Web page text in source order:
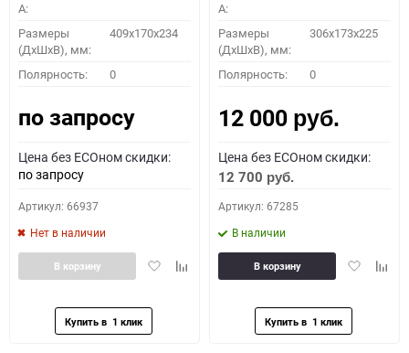
A:
Размеры
(ДхШхВ), мм:
409x170x234
Полярность: 0
по запросу
Цена без ECOном скидки:
по запросу
Артикул: 66937
Нет в наличии
ДобавитьДобавить
В корзину
A:
Размеры
(ДхШхВ), мм:
306x173x225
Полярность: 0
12 000 руб.
Цена без ECOном скидки:
12 700 руб.
Артикул: 67285
В наличии
Добавить
В корзину